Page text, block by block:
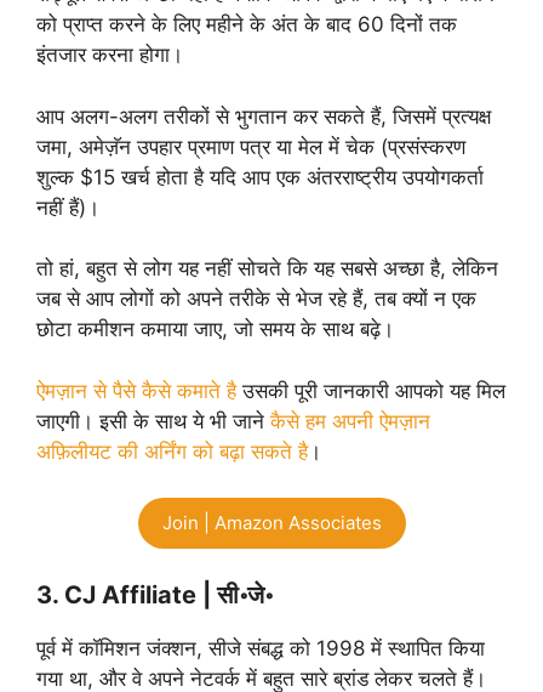
को प्राप्त करने के लिए महीने के अंत के बाद 60 दिनों तक
इंतजार करना होगा।
आप अलग-अलग तरीकों से भुगतान कर सकते हैं, जिसमें प्रत्यक्ष
जमा, अमेज़ॅन उपहार प्रमाण पत्र या मेल में चेक (प्रसंस्करण
शुल्क $15 खर्च होता है यदि आप एक अंतरराष्ट्रीय उपयोगकर्ता
नहीं हैं)।
तो हां, बहुत से लोग यह नहीं सोचते कि यह सबसे अच्छा है, लेकिन
जब से आप लोगों को अपने तरीके से भेज रहे हैं, तब क्यों न एक
छोटा कमीशन कमाया जाए, जो समय के साथ बढ़े।
ऐमज़ान से पैसे कैसे कमाते हैउसकी पूरी जानकारी आपको यह मिल
जाएगी। इसी के साथ ये भी जानेकैसे हम अपनी ऐमज़ान
अफ़िलीयट की अर्निंग को बढ़ा सकते है।
Join | Amazon Associates
3. CJ Affiliate | सी॰जे॰
पूर्व में कॉमिशन जंक्शन, सीजे संबद्ध को 1998 में स्थापित किया
गया था, और वे अपने नेटवर्क में बहुत सारे ब्रांड लेकर चलते हैं।